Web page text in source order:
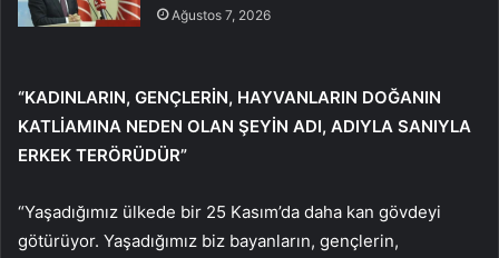
Ağustos 7, 2026
“KADINLARIN, GENÇLERİN, HAYVANLARIN DOĞANIN
KATLİAMINA NEDEN OLAN ŞEYİN ADI, ADIYLA SANIYLA
ERKEK TERÖRÜDÜR”
“Yaşadığımız ülkede bir 25 Kasım’da daha kan gövdeyi
götürüyor. Yaşadığımız biz bayanların, gençlerin,